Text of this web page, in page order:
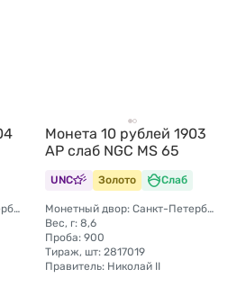
Монетный двор: Санкт-Петербургский монетный двор
Монета 10 рублей 1903
АР слаб NGC MS 65
UNC Золото Слаб
Монетный двор: Санкт-Петербургский монетный двор
Вес, г: 8,6
Проба: 900
Тираж, шт: 2817019
Правитель: Николай II